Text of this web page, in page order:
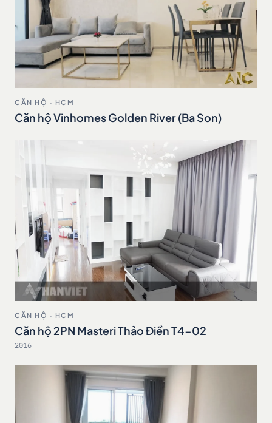
CĂN HỘ · HCM
Căn hộ Vinhomes Golden River (Ba Son)
CĂN HỘ · HCM
Căn hộ 2PN Masteri Thảo Điền T4-02
2016